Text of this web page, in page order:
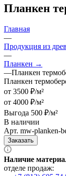
Планкен
Главная
—
Продукция из
—
Планкен →
—Планкен
Планкен
от 3500 ₽/м²
от 4000 ₽/м²
Выгода 500 ₽/м²
В наличии
Арт. mw-planken-
Заказать
Наличие
отделе продаж: